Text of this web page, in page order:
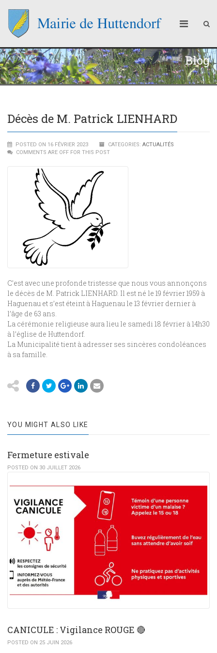
Blog
Décès de M. Patrick LIENHARD
POSTED ON 16 FÉVRIER 2023 CATEGORIES: ACTUALITÉS
COMMENTS ARE OFF FOR THIS POST
C’est avec une profonde tristesse que nous vous annonçons
le décès de M. Patrick LIENHARD. Il est né le 19 février 1959 à
Haguenau et s’est éteint à Haguenau le 13 février dernier à
l’âge de 63 ans.
La cérémonie religieuse aura lieu le samedi 18 février à 14h30
à l’église de Huttendorf.
La Municipalité tient à adresser ses sincères condoléances
à sa famille.
YOU MIGHT ALSO LIKE
Fermeture estivale
POSTED ON 30 JUILLET 2026
CANICULE : Vigilance ROUGE 🔴
POSTED ON 25 JUIN 2026